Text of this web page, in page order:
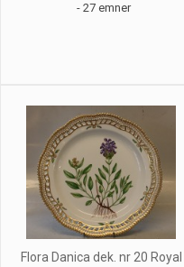
- 27 emner
Flora Danica dek. nr 20 Royal